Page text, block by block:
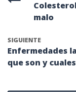
malo
SIGUIENTE
Enfermedades
que son y